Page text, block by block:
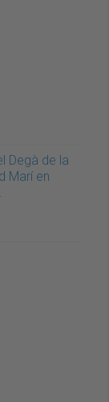
Degà de la
Marí en